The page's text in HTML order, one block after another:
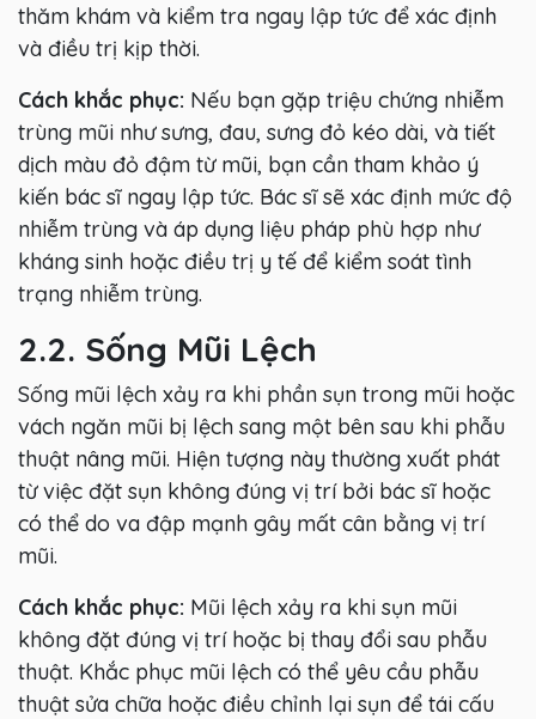
thăm khám và kiểm tra ngay lập tức để xác định
và điều trị kịp thời.
Cách khắc phục: Nếu bạn gặp triệu chứng nhiễm
trùng mũi như sưng, đau, sưng đỏ kéo dài, và tiết
dịch màu đỏ đậm từ mũi, bạn cần tham khảo ý
kiến bác sĩ ngay lập tức. Bác sĩ sẽ xác định mức độ
nhiễm trùng và áp dụng liệu pháp phù hợp như
kháng sinh hoặc điều trị y tế để kiểm soát tình
trạng nhiễm trùng.
2.2. Sống Mũi Lệch
Sống mũi lệch xảy ra khi phần sụn trong mũi hoặc
vách ngăn mũi bị lệch sang một bên sau khi phẫu
thuật nâng mũi. Hiện tượng này thường xuất phát
từ việc đặt sụn không đúng vị trí bởi bác sĩ hoặc
có thể do va đập mạnh gây mất cân bằng vị trí
mũi.
Cách khắc phục: Mũi lệch xảy ra khi sụn mũi
không đặt đúng vị trí hoặc bị thay đổi sau phẫu
thuật. Khắc phục mũi lệch có thể yêu cầu phẫu
thuật sửa chữa hoặc điều chỉnh lại sụn để tái cấu